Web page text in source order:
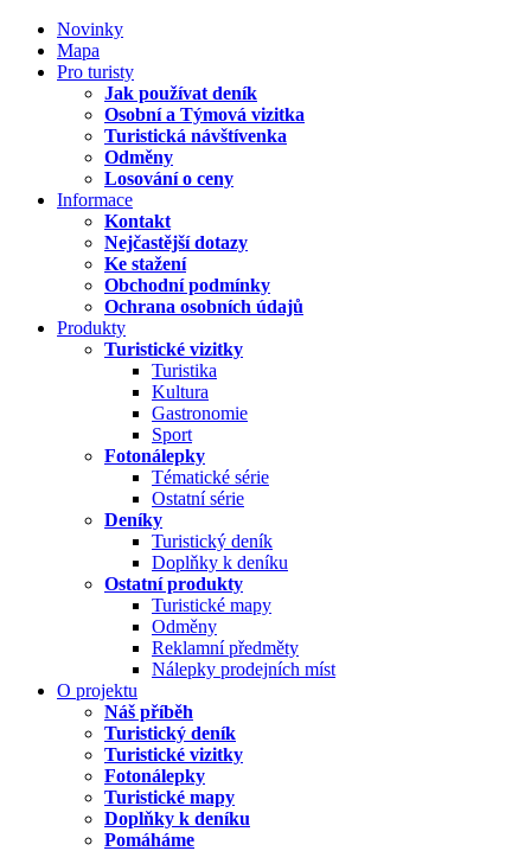
Novinky
Mapa
Pro turisty
Jak používat deník
Osobní a Týmová vizitka
Turistická návštívenka
Odměny
Losování o ceny
Informace
Kontakt
Nejčastější dotazy
Ke stažení
Obchodní podmínky
Ochrana osobních údajů
Produkty
Turistické vizitky
Turistika
Kultura
Gastronomie
Sport
Fotonálepky
Tématické série
Ostatní série
Deníky
Turistický deník
Doplňky k deníku
Ostatní produkty
Turistické mapy
Odměny
Reklamní předměty
Nálepky prodejních míst
O projektu
Náš příběh
Turistický deník
Turistické vizitky
Fotonálepky
Turistické mapy
Doplňky k deníku
Pomáháme